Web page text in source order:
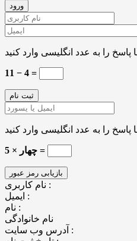
11 − 4 =
چهار × 5 =
نام کاربری :
ایمیل :
نام :
نام خانوادگی
آدرس وب سایت :